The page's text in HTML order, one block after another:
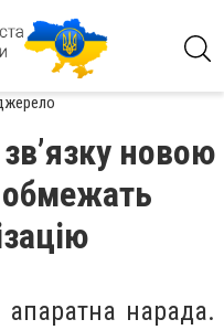
новою
нарада.